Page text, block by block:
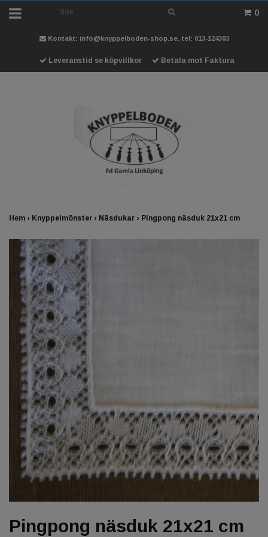
0
Kontakt: info@knyppelboden-shop.se, tel: 013-124303
Leveranstid se köpvillkor Betala mot Faktura
Hem › Knyppelmönster › Näsdukar › Pingpong näsduk 21x21 cm
Pingpong näsduk 21x21 cm